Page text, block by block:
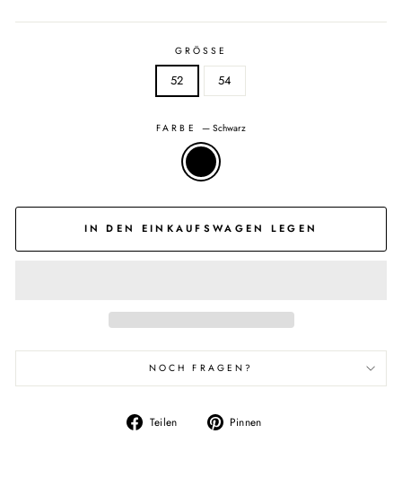
GRÖSSE
52 54
FARBE — Schwarz
IN DEN EINKAUFSWAGEN LEGEN
NOCH FRAGEN?
Teilen
Auf
Facebook
Pinnen